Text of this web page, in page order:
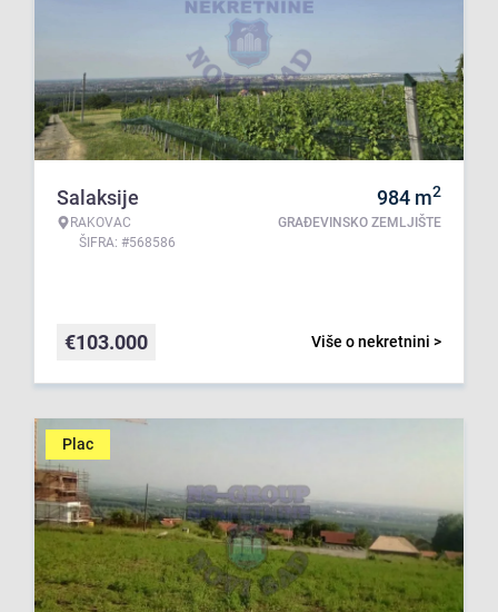
Salaksije
RAKOVAC
ŠIFRA: #568586
984 m2
GRAĐEVINSKO ZEMLJIŠTE
Više o nekretnini >
€103.000
Plac